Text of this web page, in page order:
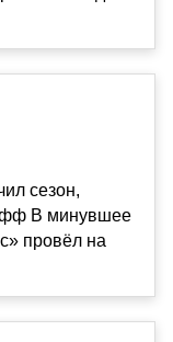
сезон,
В минувшее
провёл на